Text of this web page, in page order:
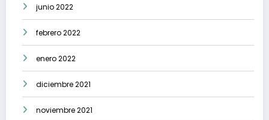
junio 2022
febrero 2022
enero 2022
diciembre 2021
noviembre 2021